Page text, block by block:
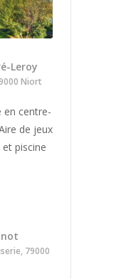
Leroy
Niort
en centre-
de jeux
piscine
79000